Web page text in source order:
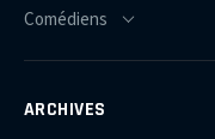
ARCHIVES